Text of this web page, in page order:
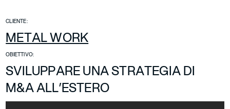
CLIENTE:
METAL WORK
OBIETTIVO:
SVILUPPARE UNA STRATEGIA DI
M&A ALL’ESTERO